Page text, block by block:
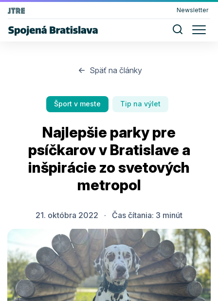
Newsletter
Späť na články
Šport v meste Tip na výlet
Najlepšie parky pre
psíčkarov v Bratislave a
inšpirácie zo svetových
metropol
21. októbra 2022 · Čas čítania: 3 minút